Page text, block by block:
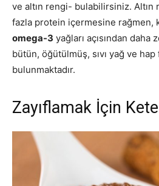
ve altın rengi- bulabilirsiniz. Altın
fazla protein içermesine rağmen,
omega-3 yağları açısından
bütün, öğütülmüş, sıvı yağ ve
bulunmaktadır.
Zayıflamak İçin